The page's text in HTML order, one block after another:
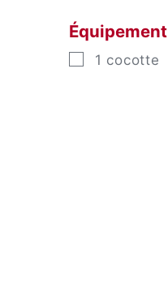
Équipement
▢
1 cocotte